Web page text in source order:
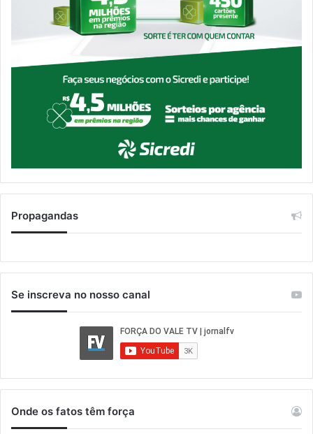
Propagandas
Se inscreva no nosso canal
Onde os fatos têm força